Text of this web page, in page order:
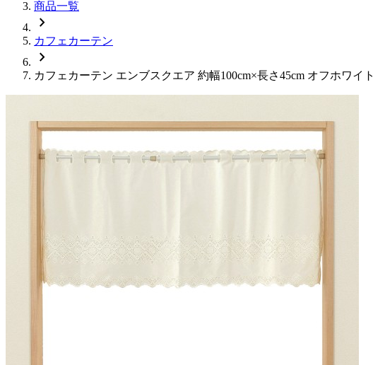
商品一覧
chevron_right
カフェカーテン
chevron_right
カフェカーテン エンブスクエア 約幅100cm×長さ45cm オフホワイト